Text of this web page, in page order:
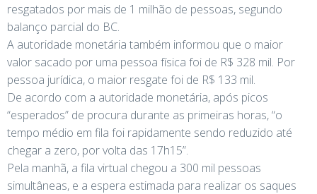
resgatados por mais de 1 milhão de pessoas, segundo
balanço parcial do BC.
A autoridade monetária também informou que o maior
valor sacado por uma pessoa física foi de R$ 328 mil. Por
pessoa jurídica, o maior resgate foi de R$ 133 mil.
De acordo com a autoridade monetária, após picos
“esperados” de procura durante as primeiras horas, “o
tempo médio em fila foi rapidamente sendo reduzido até
chegar a zero, por volta das 17h15”.
Pela manhã, a fila virtual chegou a 300 mil pessoas
simultâneas, e a espera estimada para realizar os saques